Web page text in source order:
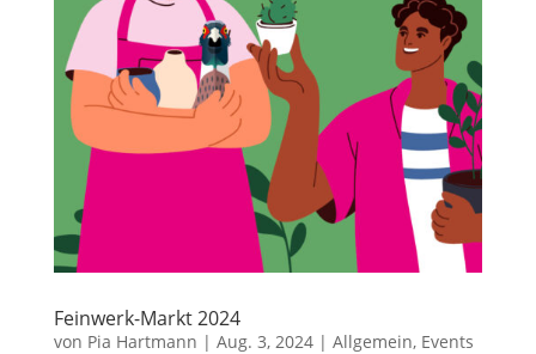
Feinwerk-Markt 2024
von Pia Hartmann | Aug. 3, 2024| Allgemein, Events